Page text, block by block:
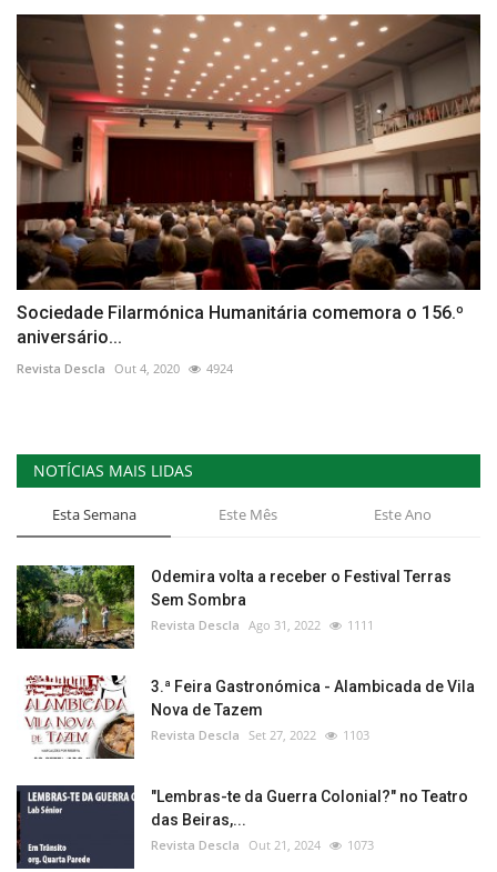
Sociedade Filarmónica Humanitária comemora o 156.º
aniversário...
Revista Descla Out 4, 2020 4924
NOTÍCIAS MAIS LIDAS
Esta Semana Este Mês Este Ano
Odemira volta a receber o Festival Terras
Sem Sombra
Revista Descla Ago 31, 2022 1111
3.ª Feira Gastronómica - Alambicada de Vila
Nova de Tazem
Revista Descla Set 27, 2022 1103
"Lembras-te da Guerra Colonial?" no Teatro
das Beiras,...
Revista Descla Out 21, 2024 1073